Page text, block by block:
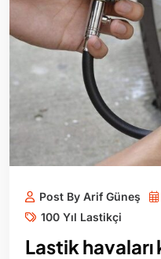
Post By Arif Güneş
100 Yıl Lastikçi
Lastik havaları